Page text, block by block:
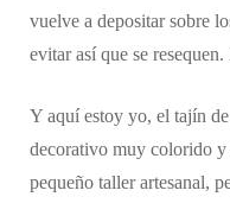
vuelve a depositar sobre
evitar así que se
Y aquí estoy yo, el tajín
decorativo muy colorido y
pequeño taller artesanal,